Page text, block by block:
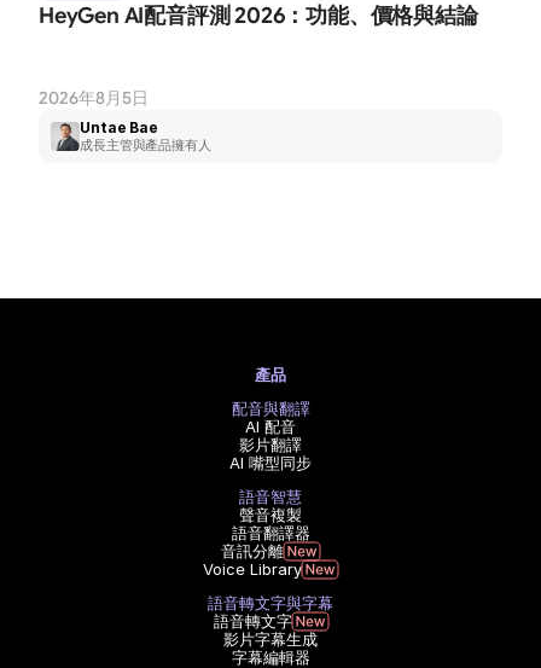
HeyGen AI配音評測 2026：功能、價格與結論
2026年8月5日
Untae Bae
成長主管與產品擁有人
產品
配音與翻譯
AI 配音
影片翻譯
AI 嘴型同步
語音智慧
聲音複製
語音翻譯器
音訊分離
Voice Library
語音轉文字與字幕
語音轉文字
影片字幕生成
字幕編輯器